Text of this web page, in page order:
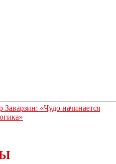
«Чудо начинается